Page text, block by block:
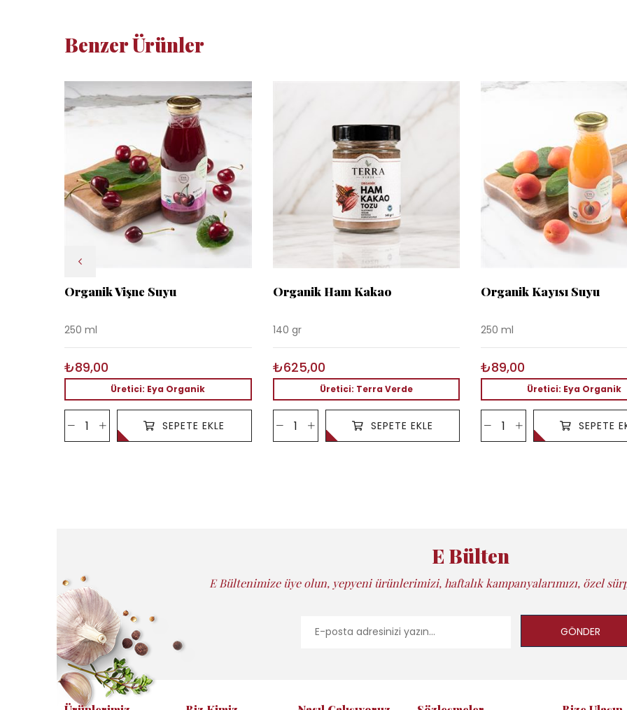
Benzer Ürünler
Organik Vişne Suyu
250 ml
₺89,00
Üretici: Eya Organik
SEPETE EKLE
Organik Ham Kakao
140 gr
₺625,00
Üretici: Terra Verde
SEPETE EKLE
Organik Kayısı Suyu
250 ml
₺89,00
Üretici: Eya Organik
SEPETE
E Bülten
E Bültenimize üye olun, yepyeni ürünlerimizi, haftalık kampanyalarımızı, özel
GÖNDER